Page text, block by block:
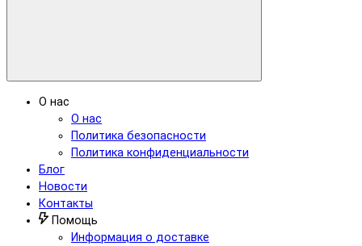
О нас
О нас
Политика безопасности
Политика конфиденциальности
Блог
Новости
Контакты
Помощь
Информация о доставке